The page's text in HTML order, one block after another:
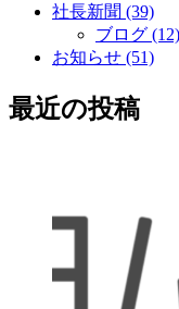
社長新聞 (39)
ブログ (12)
お知らせ (51)
最近の投稿